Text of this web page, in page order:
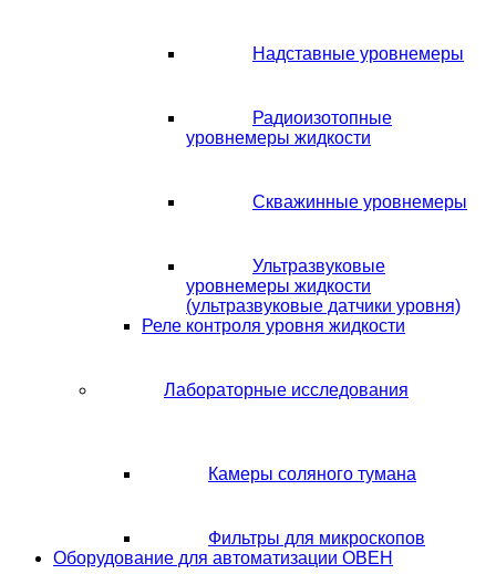
Надставные уровнемеры
Радиоизотопные
уровнемеры жидкости
Скважинные уровнемеры
Ультразвуковые
уровнемеры жидкости
(ультразвуковые датчики уровня)
Реле контроля уровня жидкости
Лабораторные исследования
Камеры соляного тумана
Фильтры для микроскопов
Оборудование для автоматизации ОВЕН